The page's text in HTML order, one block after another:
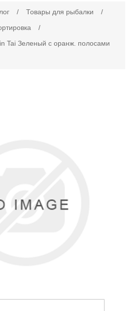
/ Товары для рыбалки
/
/
Tai Зеленый с оранж. полосами